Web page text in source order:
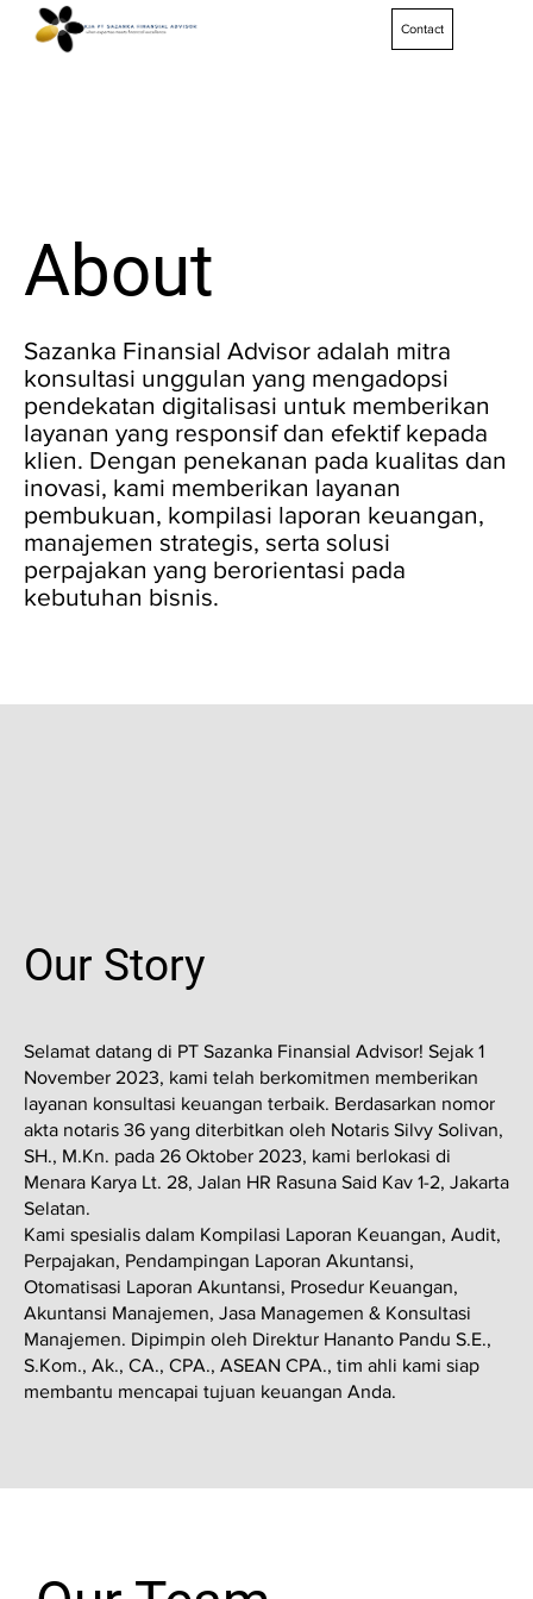
Contact
About
Sazanka Finansial Advisor adalah mitra
konsultasi unggulan yang mengadopsi
pendekatan digitalisasi untuk memberikan
layanan yang responsif dan efektif kepada
klien. Dengan penekanan pada kualitas dan
inovasi, kami memberikan layanan
pembukuan, kompilasi laporan keuangan,
manajemen strategis, serta solusi
perpajakan yang berorientasi pada
kebutuhan bisnis.
Our Story
Selamat datang di PT Sazanka Finansial Advisor! Sejak 1
November 2023, kami telah berkomitmen memberikan
layanan konsultasi keuangan terbaik. Berdasarkan nomor
akta notaris 36 yang diterbitkan oleh Notaris Silvy Solivan,
SH., M.Kn. pada 26 Oktober 2023, kami berlokasi di
Menara Karya Lt. 28, Jalan HR Rasuna Said Kav 1-2, Jakarta
Selatan.
Kami spesialis dalam Kompilasi Laporan Keuangan, Audit,
Perpajakan, Pendampingan Laporan Akuntansi,
Otomatisasi Laporan Akuntansi, Prosedur Keuangan,
Akuntansi Manajemen, Jasa Managemen & Konsultasi
Manajemen. Dipimpin oleh Direktur Hananto Pandu S.E.,
S.Kom., Ak., CA., CPA., ASEAN CPA., tim ahli kami siap
membantu mencapai tujuan keuangan Anda.